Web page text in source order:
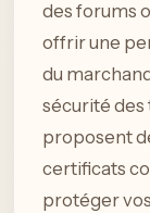
des forums
offrir une
du
sécurité des
proposent
certificats
protéger